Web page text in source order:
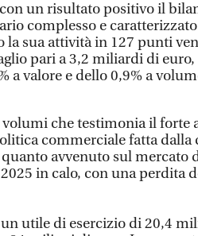
un risultato positivo il
complesso e
la sua attività in 127 punti
pari a 3,2 miliardi di
a valore e dello 0,9% a
volumi che testimonia il forte
commerciale fatta dalla
avvenuto sul mercato
in calo, con una perdita
utile di esercizio di 20,4